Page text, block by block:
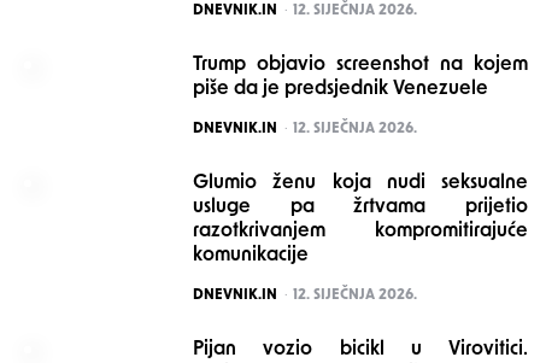
POSTED
DNEVNIK.IN 12. SIJEČNJA 2026.
Trump objavio screenshot na kojem
piše da je predsjednik Venezuele
POSTED
DNEVNIK.IN 12. SIJEČNJA 2026.
Glumio ženu koja nudi seksualne
usluge pa žrtvama prijetio
razotkrivanjem kompromitirajuće
komunikacije
POSTED
DNEVNIK.IN 12. SIJEČNJA 2026.
Pijan vozio bicikl u Virovitici.